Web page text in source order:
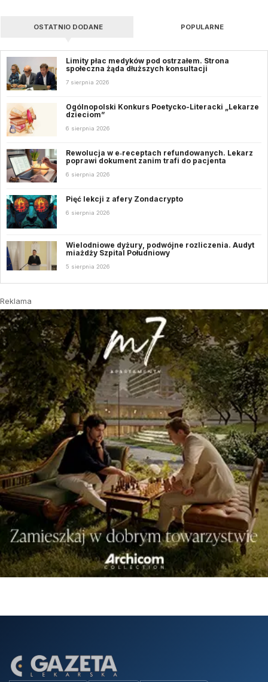
OSTATNIO DODANE POPULARNE
Limity płac medyków pod ostrzałem. Strona
społeczna żąda dłuższych konsultacji
7 sierpnia 2026
Ogólnopolski Konkurs Poetycko-Literacki „Lekarze
dzieciom”
6 sierpnia 2026
Rewolucja w e‑receptach refundowanych. Lekarz
poprawi dokument zanim trafi do pacjenta
6 sierpnia 2026
Pięć lekcji z afery Zondacrypto
6 sierpnia 2026
Wielodniowe dyżury, podwójne rozliczenia. Audyt
miażdży Szpital Południowy
5 sierpnia 2026
Reklama